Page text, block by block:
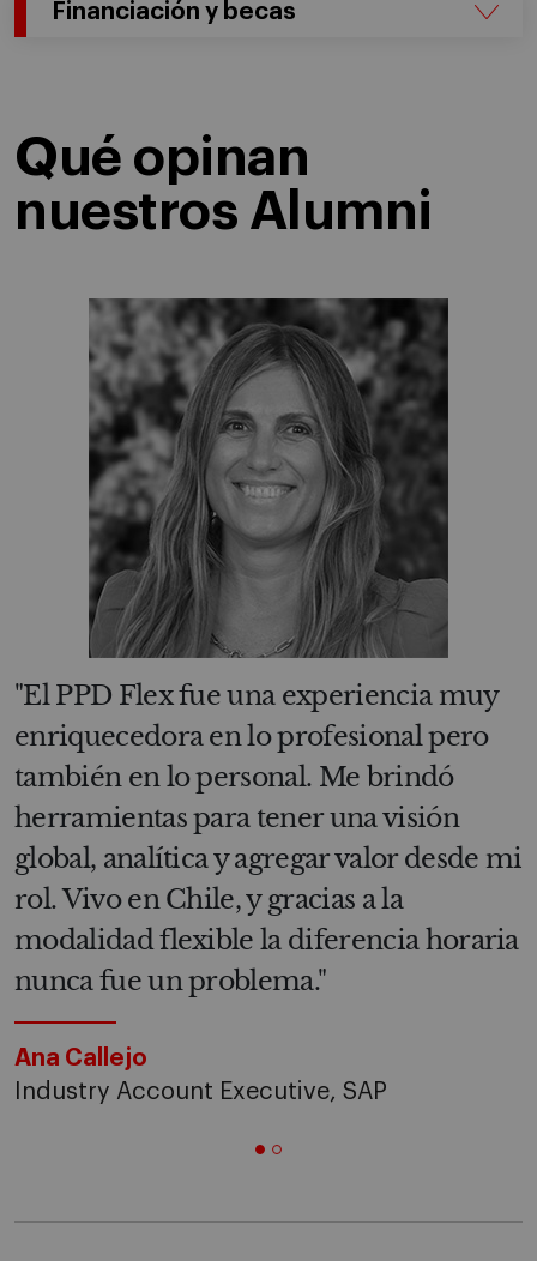
Financiación y becas
Qué opinan
nuestros Alumni
"El PPD Flex fue una experiencia muy
enriquecedora en lo profesional pero
también en lo personal. Me brindó
herramientas para tener una visión
global, analítica y agregar valor desde mi
rol. Vivo en Chile, y gracias a la
modalidad flexible la diferencia horaria
nunca fue un problema."
Ana Callejo
Industry Account Executive, SAP